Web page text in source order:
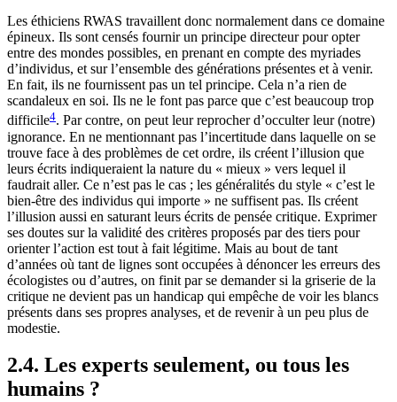
Les éthiciens RWAS travaillent donc normalement dans ce domaine
épineux. Ils sont censés fournir un principe directeur pour opter
entre des mondes possibles, en prenant en compte des myriades
d’individus, et sur l’ensemble des générations présentes et à venir.
En fait, ils ne fournissent pas un tel principe. Cela n’a rien de
scandaleux en soi. Ils ne le font pas parce que c’est beaucoup trop
difficile4. Par contre, on peut leur reprocher d’occulter leur (notre)
ignorance. En ne mentionnant pas l’incertitude dans laquelle on se
trouve face à des problèmes de cet ordre, ils créent l’illusion que
leurs écrits indiqueraient la nature du « mieux » vers lequel il
faudrait aller. Ce n’est pas le cas ; les généralités du style « c’est le
bien-être des individus qui importe » ne suffisent pas. Ils créent
l’illusion aussi en saturant leurs écrits de pensée critique. Exprimer
ses doutes sur la validité des critères proposés par des tiers pour
orienter l’action est tout à fait légitime. Mais au bout de tant
d’années où tant de lignes sont occupées à dénoncer les erreurs des
écologistes ou d’autres, on finit par se demander si la griserie de la
critique ne devient pas un handicap qui empêche de voir les blancs
présents dans ses propres analyses, et de revenir à un peu plus de
modestie.
2.4. Les experts seulement, ou tous les
humains ?